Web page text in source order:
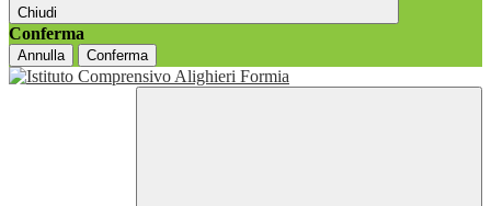
Chiudi
Conferma
Annulla Conferma